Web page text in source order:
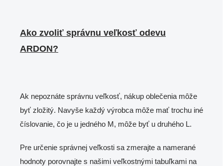
Ako zvoliť správnu veľkosť odevu
ARDON?
Ak nepoznáte správnu veľkosť, nákup oblečenia môže
byť zložitý. Navyše každý výrobca môže mať trochu iné
číslovanie, čo je u jedného M, môže byť u druhého L.
Pre určenie správnej veľkosti sa zmerajte a namerané
hodnoty porovnajte s našimi veľkostnými tabuľkami na